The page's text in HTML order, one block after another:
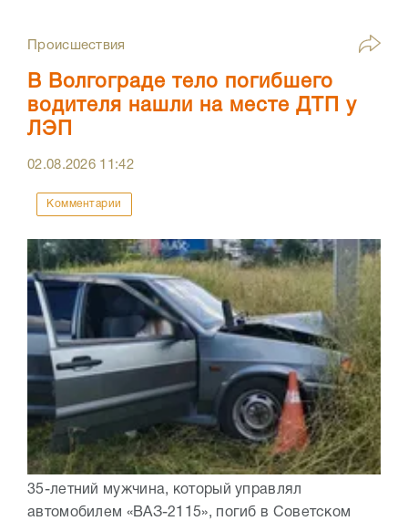
Происшествия
В Волгограде тело погибшего
водителя нашли на месте ДТП у
ЛЭП
02.08.2026 11:42
Комментарии
35-летний мужчина, который управлял
автомобилем «ВАЗ-2115», погиб в Советском